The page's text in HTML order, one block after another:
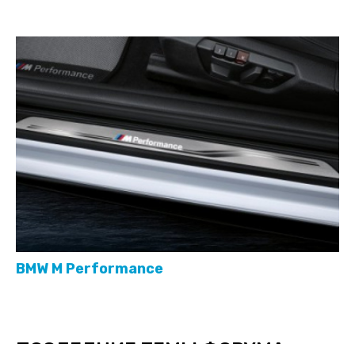
BMW M Performance